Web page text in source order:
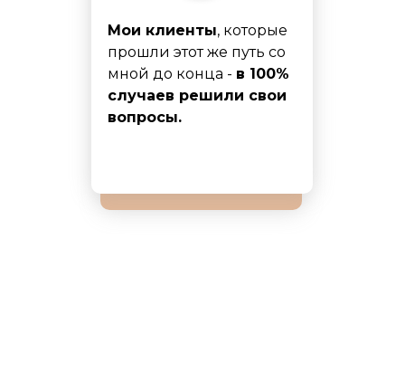
Мои клиенты, которые
прошли этот же путь со
мной до конца - в 100%
случаев решили свои
вопросы.